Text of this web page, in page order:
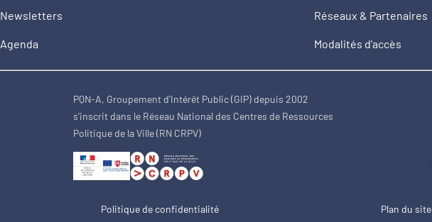
Newsletters
Agenda
Réseaux & Partenaires
Modalités d'accès
PQN-A, Groupement d'Intérêt Public (GIP) depuis 2002
s'inscrit dans le Réseau National des Centres de Ressources
Politique de la Ville (RN CRPV)
Politique de confidentialité Plan du site